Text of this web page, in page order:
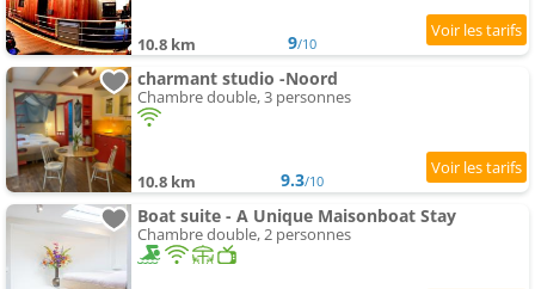
10.8 km 9/10
charmant studio -Noord
Chambre double, 3 personnes
10.8 km 9.3/10
Boat suite - A Unique Maisonboat Stay
Chambre double, 2 personnes